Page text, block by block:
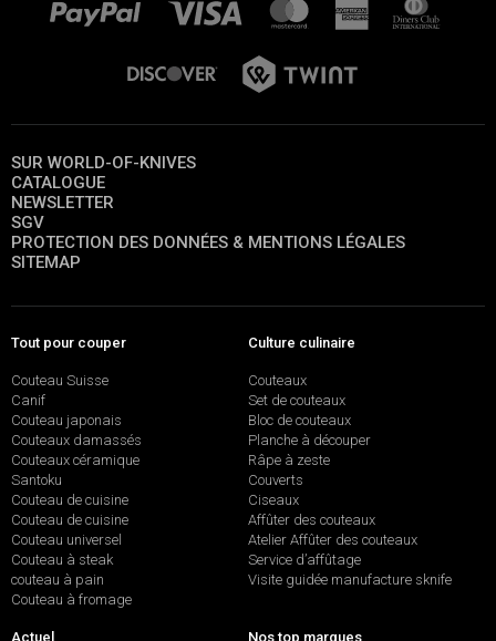
SUR WORLD-OF-KNIVES
CATALOGUE
NEWSLETTER
SGV
PROTECTION DES DONNÉES & MENTIONS LÉGALES
SITEMAP
Tout pour couper
Couteau Suisse
Canif
Couteau japonais
Couteaux damassés
Couteaux céramique
Santoku
Couteau de cuisine
Couteau de cuisine
Couteau universel
Couteau à steak
couteau à pain
Couteau à fromage
Culture culinaire
Couteaux
Set de couteaux
Bloc de couteaux
Planche à découper
Râpe à zeste
Couverts
Ciseaux
Affûter des couteaux
Atelier Affûter des couteaux
Service d’affûtage
Visite guidée manufacture sknife
Actuel Nos top marques